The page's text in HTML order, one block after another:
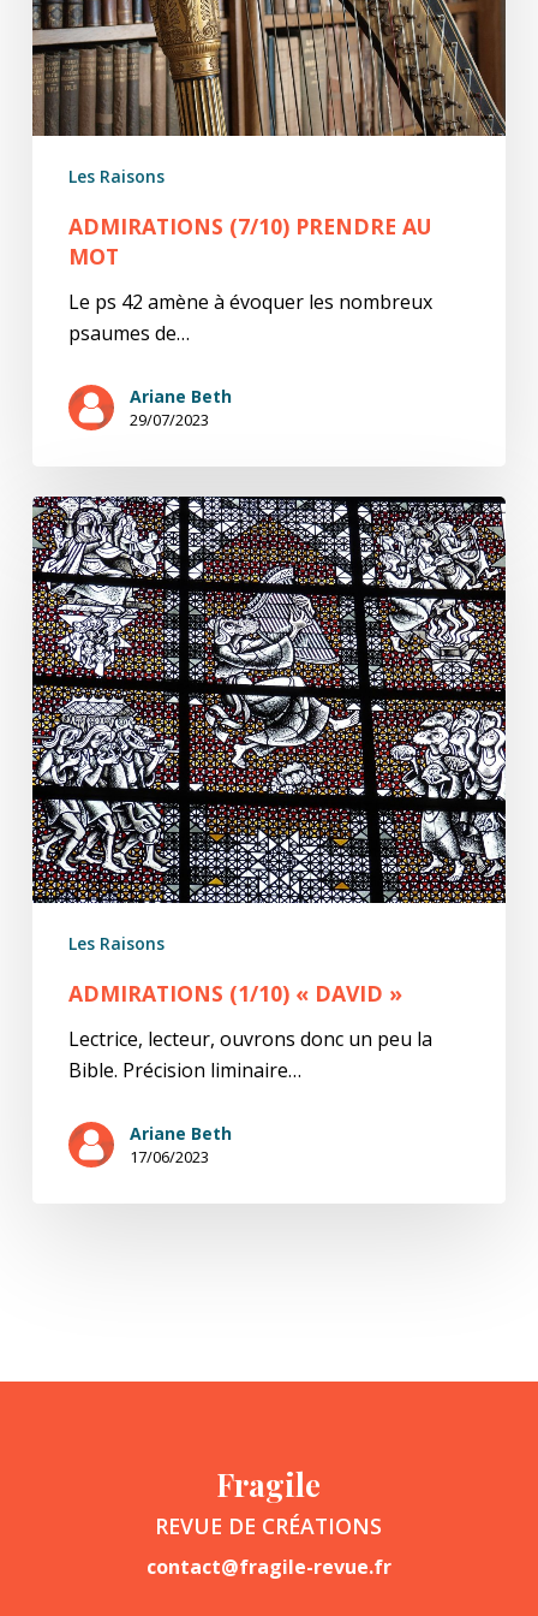
Les Raisons
ADMIRATIONS (7/10) PRENDRE AU
MOT
Le ps 42 amène à évoquer les nombreux
psaumes de…
Ariane Beth
29/07/2023
Admirations
(1/10)
« David »
Les Raisons
ADMIRATIONS (1/10) « DAVID »
Lectrice, lecteur, ouvrons donc un peu la
Bible. Précision liminaire…
Ariane Beth
17/06/2023
Fragile
REVUE DE CRÉATIONS
contact@fragile-revue.fr